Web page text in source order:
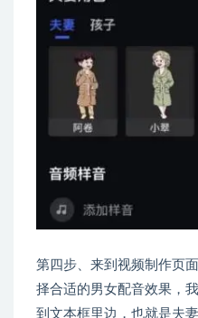
第四步、来到视频制作页
择合适的男女配音效果，
到文本框里边，也就是夫